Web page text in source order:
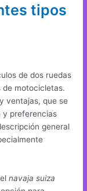
tipos
de dos ruedas
de motocicletas.
ventajas, que se
y preferencias
general
elnavaja suiza